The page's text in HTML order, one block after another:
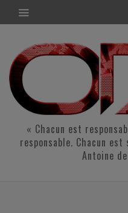
« Chacun est
responsable. Chacun
Antoine